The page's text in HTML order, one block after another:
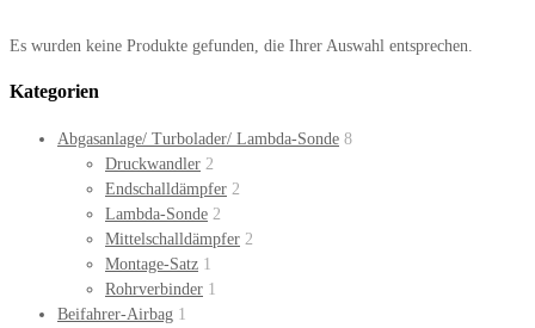
Es wurden keine Produkte gefunden, die Ihrer Auswahl entsprechen.
Kategorien
Abgasanlage/ Turbolader/ Lambda-Sonde 8
Druckwandler 2
Endschalldämpfer 2
Lambda-Sonde 2
Mittelschalldämpfer 2
Montage-Satz 1
Rohrverbinder 1
Beifahrer-Airbag 1